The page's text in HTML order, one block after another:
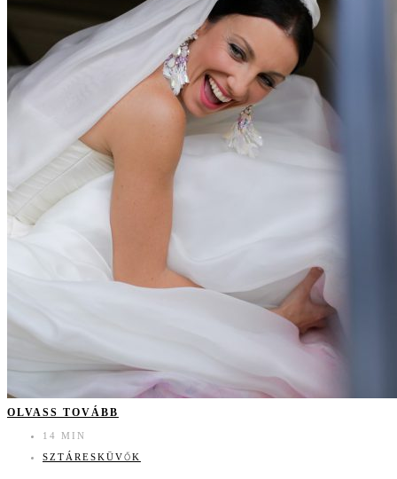
OLVASS TOVÁBB
14 MIN
SZTÁRESKÜVŐK